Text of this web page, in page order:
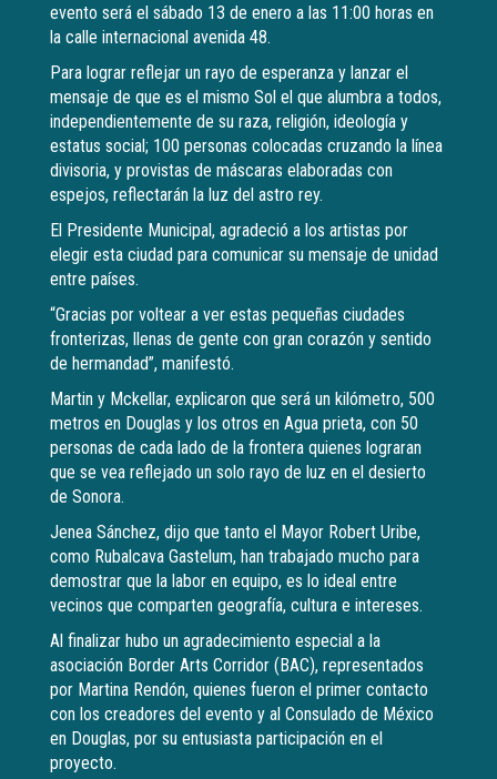
evento será el sábado 13 de enero a las 11:00 horas en
la calle internacional avenida 48.
Para lograr reflejar un rayo de esperanza y lanzar el
mensaje de que es el mismo Sol el que alumbra a todos,
independientemente de su raza, religión, ideología y
estatus social; 100 personas colocadas cruzando la línea
divisoria, y provistas de máscaras elaboradas con
espejos, reflectarán la luz del astro rey.
El Presidente Municipal, agradeció a los artistas por
elegir esta ciudad para comunicar su mensaje de unidad
entre países.
“Gracias por voltear a ver estas pequeñas ciudades
fronterizas, llenas de gente con gran corazón y sentido
de hermandad”, manifestó.
Martin y Mckellar, explicaron que será un kilómetro, 500
metros en Douglas y los otros en Agua prieta, con 50
personas de cada lado de la frontera quienes lograran
que se vea reflejado un solo rayo de luz en el desierto
de Sonora.
Jenea Sánchez, dijo que tanto el Mayor Robert Uribe,
como Rubalcava Gastelum, han trabajado mucho para
demostrar que la labor en equipo, es lo ideal entre
vecinos que comparten geografía, cultura e intereses.
Al finalizar hubo un agradecimiento especial a la
asociación Border Arts Corridor (BAC), representados
por Martina Rendón, quienes fueron el primer contacto
con los creadores del evento y al Consulado de México
en Douglas, por su entusiasta participación en el
proyecto.